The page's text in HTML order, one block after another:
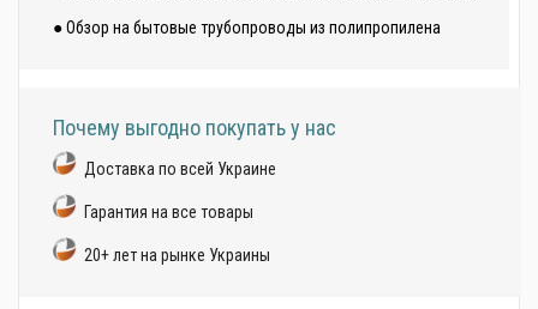
● Обзор на бытовые трубопроводы из полипропилена
Почему выгодно покупать у нас
Доставка по всей Украине
Гарантия на все товары
20+ лет на рынке Украины